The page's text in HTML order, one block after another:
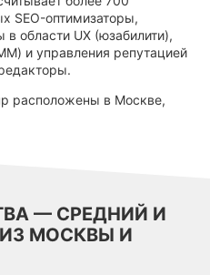
SEO-оптимизаторы,
области UX (юзабилити),
и управления репутацией
расположены в Москве,
— СРЕДНИЙ И
МОСКВЫ И